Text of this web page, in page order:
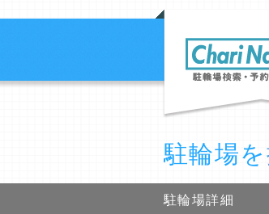
駐輪場
駐輪場詳細